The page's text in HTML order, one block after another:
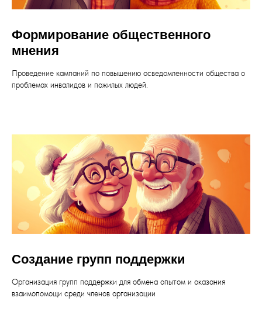
Формирование общественного
мнения
Проведение кампаний по повышению осведомленности общества о
проблемах инвалидов и пожилых людей.
Создание групп поддержки
Организация групп поддержки для обмена опытом и оказания
взаимопомощи среди членов организации